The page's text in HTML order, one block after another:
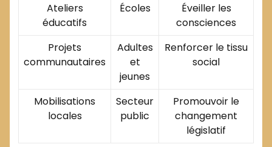
Ateliers
éducatifs
Écoles
Éveiller les
consciences
Projets
communautaires
Adultes
et
jeunes
Renforcer le tissu
social
Mobilisations
locales
Secteur
public
Promouvoir le
changement
législatif